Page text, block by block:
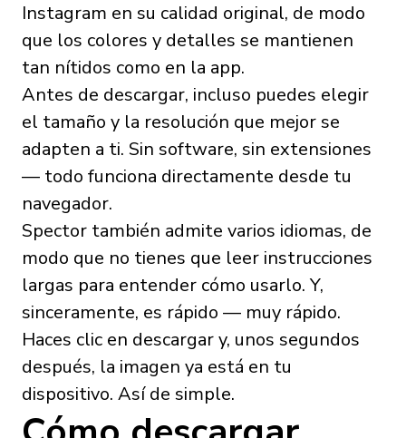
Instagram en su calidad original, de modo
que los colores y detalles se mantienen
tan nítidos como en la app.
Antes de descargar, incluso puedes elegir
el tamaño y la resolución que mejor se
adapten a ti. Sin software, sin extensiones
— todo funciona directamente desde tu
navegador.
Spector también admite varios idiomas, de
modo que no tienes que leer instrucciones
largas para entender cómo usarlo. Y,
sinceramente, es rápido — muy rápido.
Haces clic en descargar y, unos segundos
después, la imagen ya está en tu
dispositivo. Así de simple.